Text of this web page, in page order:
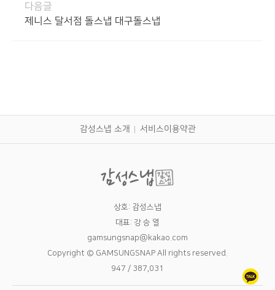
다음글
제니스 달서점 돌스냅 대구돌스냅
감성스냅 소개 서비스이용약관
상호: 감성스냅
대표: 강 승 열
gamsungsnap@kakao.com
Copyright © GAMSUNGSNAP All rights reserved.
947 / 387,031